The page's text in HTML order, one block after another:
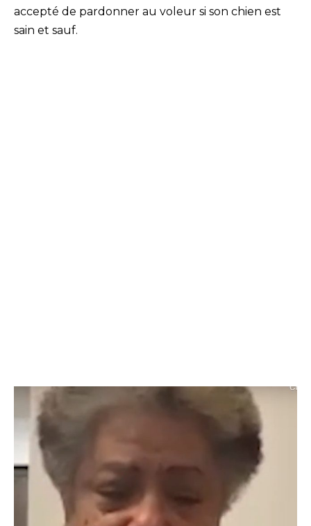
accepté de pardonner au voleur si son chien est
sain et sauf.